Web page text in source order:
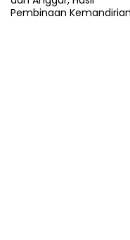
Pembinaan Kemandirian